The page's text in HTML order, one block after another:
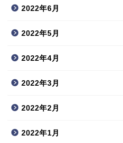
2022年6月
2022年5月
2022年4月
2022年3月
2022年2月
2022年1月